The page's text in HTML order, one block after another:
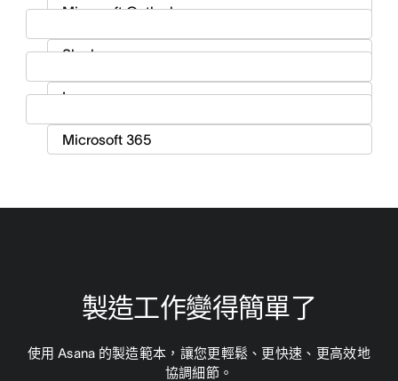
製造工作變得簡單了
使用 Asana 的製造範本，讓您更輕鬆、更快速、更高效地
協調細節。